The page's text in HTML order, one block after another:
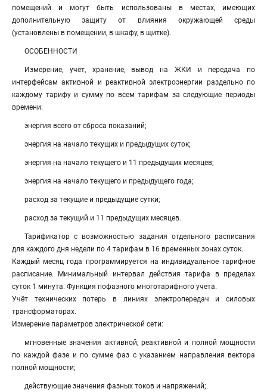
помещений и могут быть использованы в местах, имеющих
дополнительную защиту от влияния окружающей среды
(установлены в помещении, в шкафу, в щитке).
ОСОБЕННОСТИ
Измерение, учёт, хранение, вывод на ЖКИ и передача по
интерфейсам активной и реактивной электроэнергии раздельно по
каждому тарифу и сумму по всем тарифам за следующие периоды
времени:
энергия всего от сброса показаний;
энергия на начало текущих и предыдущих суток;
энергия на начало текущего и 11 предыдущих месяцев;
энергия на начало текущего и предыдущего года;
расход за текущие и предыдущие сутки;
расход за текущий и 11 предыдущих месяцев.
Тарификатор с возможностью задания отдельного расписания
для каждого дня недели по 4 тарифам в 16 временных зонах суток.
Каждый месяц года программируется на индивидуальное тарифное
расписание. Минимальный интервал действия тарифа в пределах
суток 1 минута. Функция пофазного многотарифного учета.
Учёт технических потерь в линиях электропередач и силовых
трансформаторах.
Измерение параметров электрической сети:
мгновенные значения активной, реактивной и полной мощности
по каждой фазе и по сумме фаз с указанием направления вектора
полной мощности;
действующие значения фазных токов и напряжений;